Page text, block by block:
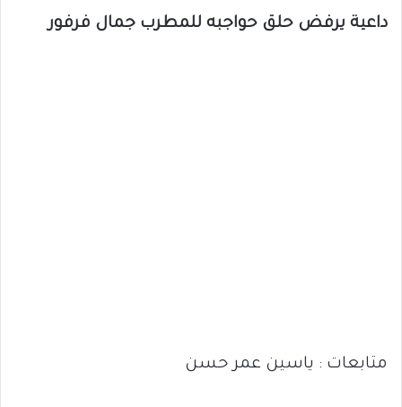
داعية يرفض حلق حواجبه للمطرب جمال فرفور
متابعات : ياسين عمر حسن